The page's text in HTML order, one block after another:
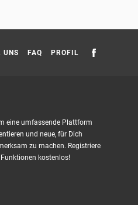
UNS FAQ PROFIL
eine umfassende Plattform
und neue, für Dich
zu machen. Registriere
kostenlos!